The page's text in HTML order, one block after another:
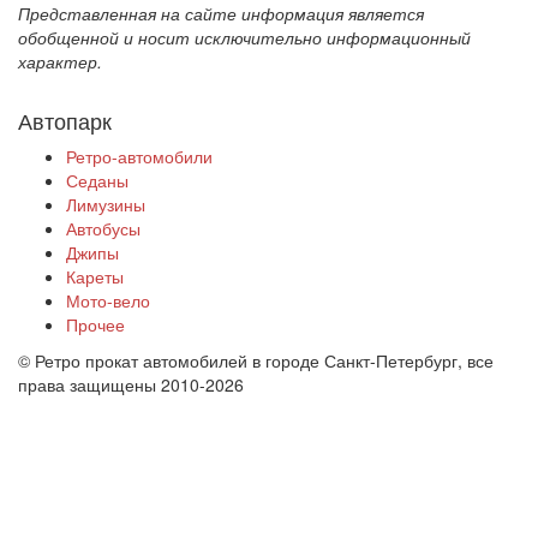
Представленная на сайте информация является
обобщенной и носит исключительно информационный
характер.
Автопарк
Ретро-автомобили
Седаны
Лимузины
Автобусы
Джипы
Кареты
Мото-вело
Прочее
© Ретро прокат автомобилей в городе Санкт-Петербург, все
права защищены 2010-2026